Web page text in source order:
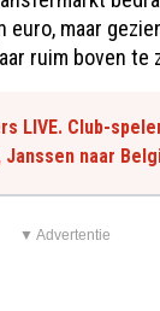
euro, maar
ruim boven te
LIVE. Club-
Janssen naar
▼ Advertentie